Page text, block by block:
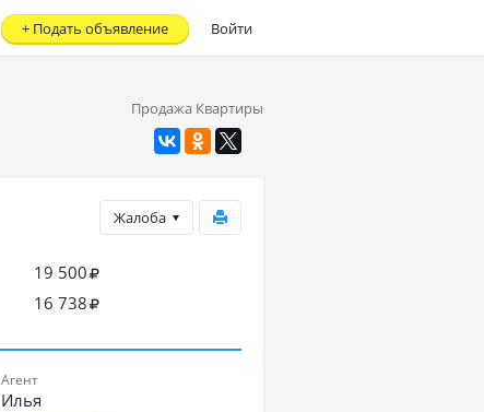
Войти
+ Подать объявление
Продажа Квартиры
Жалоба
19 500
16 738
Агент
Илья